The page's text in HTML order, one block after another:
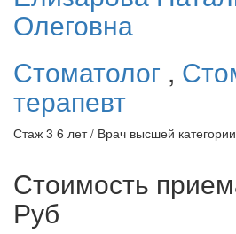
Олеговна
Стоматолог ,
терапевт
Стаж 3 6 лет / Врач высшей категории
Стоимость
Руб